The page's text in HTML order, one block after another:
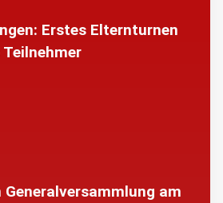
Erstes Elternturnen
am